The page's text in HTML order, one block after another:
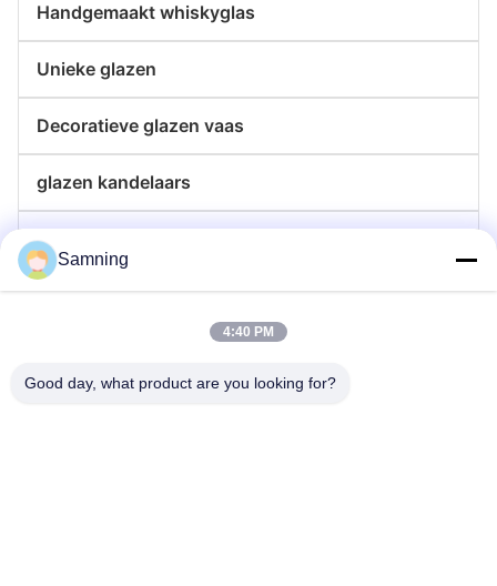
Handgemaakt whiskyglas
Unieke glazen
Decoratieve glazen vaas
glazen kandelaars
de platen van de glaslader
Kristallen Cocktailglazen
Samning
4:40 PM
Good day, what product are you looking for?